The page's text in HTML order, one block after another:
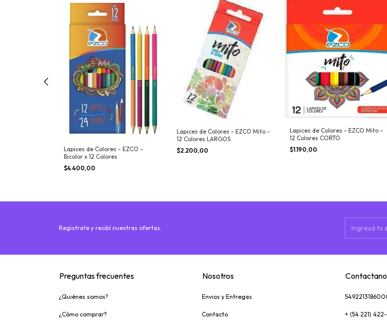
Lapices de Colores - EZCO -
Bicolor x 12 Colores
$4.400,00
Lapices de Colores - EZCO Mito -
12 Colores LARGOS
$2.200,00
Lapices de Colores - EZCO Mito -
12 Colores CORTO
$1.190,00
Registrate y recibí nuestras ofertas.
Preguntas frecuentes
¿Quiénes somos?
¿Cómo comprar?
Nosotros
Envios y Entregas
Contacto + (54 221) 422-